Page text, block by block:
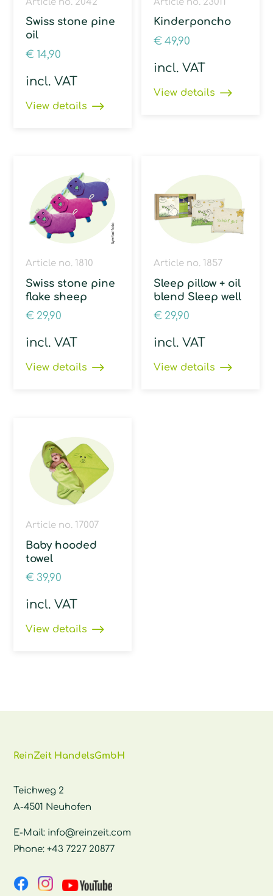
Swiss stone pine
oil
€ 14,90
incl. VAT
View details
Kinderponcho
€ 49,90
incl. VAT
View details
Article no. 1810
Swiss stone pine
flake sheep
€ 29,90
incl. VAT
View details
Article no. 1857
Sleep pillow + oil
blend Sleep well
€ 29,90
incl. VAT
View details
Article no. 17007
Baby hooded
towel
€ 39,90
incl. VAT
View details
ReinZeit HandelsGmbH
Teichweg 2
A-4501 Neuhofen
E-Mail: info@reinzeit.com
Phone:+43 7227 20877